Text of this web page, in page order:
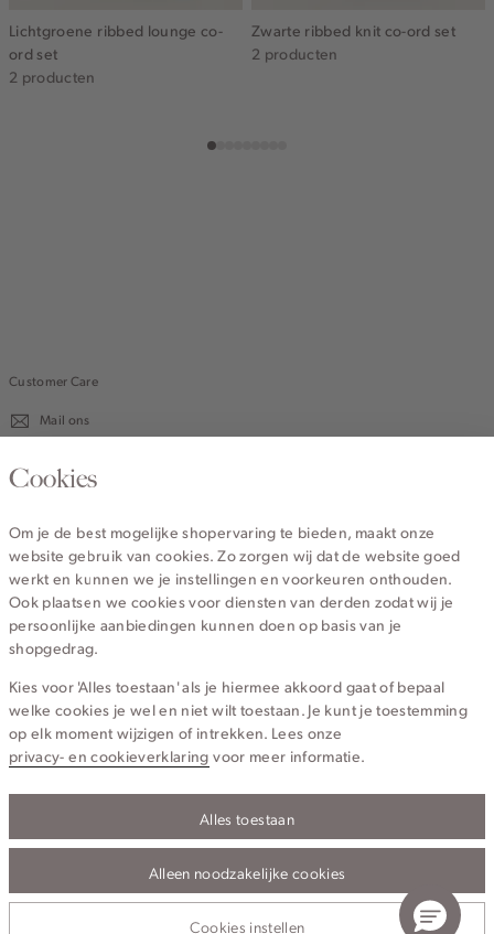
Lichtgroene ribbed lounge co-
ord set
2 producten
Zwarte ribbed knit co-ord set
2 producten
Customer Care
Mail ons
020 - 3412 670
Service
Wij zijn Cotton Club
Topcategorieën voor jou
Privacy- en cookieverklaringAlgemene Voorwaarden
© 2026 Cotton Club Alle Rechten Voorbehouden
Cookies
Om je de best mogelijke shopervaring te bieden, maakt onze
website gebruik van cookies. Zo zorgen wij dat de website goed
werkt en kunnen we je instellingen en voorkeuren onthouden.
Ook plaatsen we cookies voor diensten van derden zodat wij je
persoonlijke aanbiedingen kunnen doen op basis van je
shopgedrag.
Kies voor 'Alles toestaan' als je hiermee akkoord gaat of bepaal
welke cookies je wel en niet wilt toestaan. Je kunt je toestemming
op elk moment wijzigen of intrekken. Lees onze
privacy- en cookieverklaring voor meer informatie.
Alles toestaan
Alleen noodzakelijke cookies
Cookies instellen